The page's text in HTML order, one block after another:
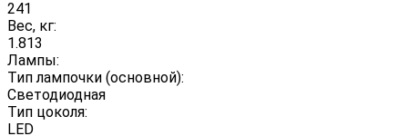
241
Вес, кг:
1.813
Лампы:
Тип лампочки (основной):
Светодиодная
Тип цоколя:
LED